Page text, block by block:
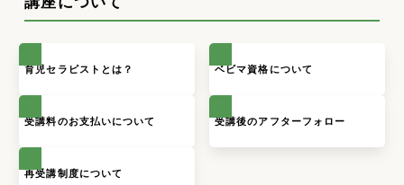
育児セラピストとは？ ベビマ資格について
受講料のお支払いについて 受講後のアフターフォロー
再受講制度について